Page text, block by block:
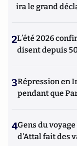
ira le grand
2L’été 2026
disent depuis
3Répression en
pendant que
4Gens du
d'Attal fait des